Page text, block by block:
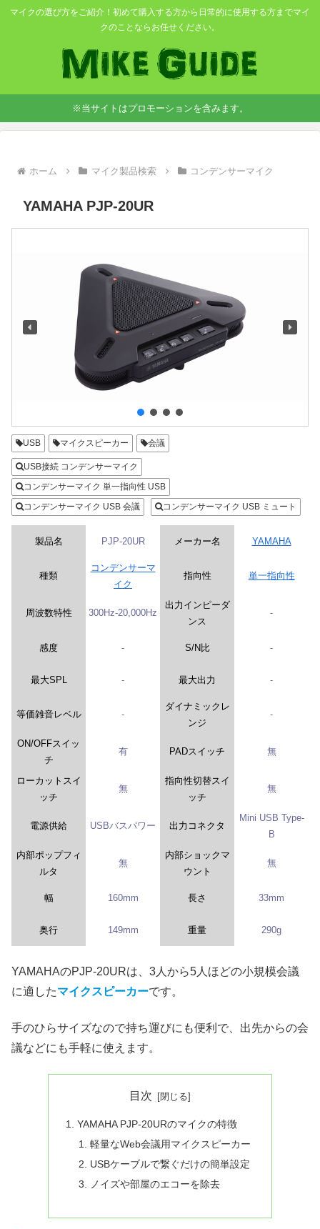
マイクの選び方をご紹介！初めて購入する方から日常的に使用する方までマイ
クのことならお任せください。
※当サイトはプロモーションを含みます。
ホーム マイク製品検索 コンデンサーマイク
YAMAHA PJP-20UR
USB マイクスピーカー 会議
USB接続 コンデンサーマイク
コンデンサーマイク 単一指向性 USB
コンデンサーマイク USB 会議
コンデンサーマイク USB ミュート
製品名 PJP-20UR メーカー名 YAMAHA
種類
コンデンサーマ
イク
指向性 単一指向性
周波数特性 300Hz-20,000Hz
出力インピーダ
ンス
-
感度 - S/N比 -
最大SPL - 最大出力 -
等価雑音レベル -
ダイナミックレ
ンジ
-
ON/OFFスイッ
チ
有 PADスイッチ 無
ローカットスイ
ッチ
無
指向性切替スイ
ッチ
無
電源供給 USBバスパワー 出力コネクタ
Mini USB Type-
B
内部ポップフィ
ルタ
無
内部ショックマ
ウント
無
幅 160mm 長さ 33mm
奥行 149mm 重量 290g
YAMAHAのPJP-20URは、3人から5人ほどの小規模会議
に適したマイクスピーカーです。
手のひらサイズなので持ち運びにも便利で、出先からの会
議などにも手軽に使えます。
目次
YAMAHA PJP-20URのマイクの特徴
軽量なWeb会議用マイクスピーカー
USBケーブルで繋ぐだけの簡単設定
ノイズや部屋のエコーを除去